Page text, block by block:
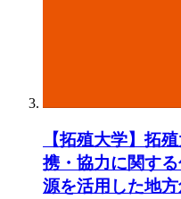
【拓殖大学】拓
携・協力に関す
源を活用した地